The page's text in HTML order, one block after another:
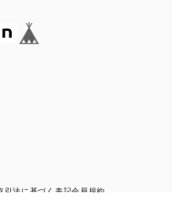
引法に基づく表記会員規約